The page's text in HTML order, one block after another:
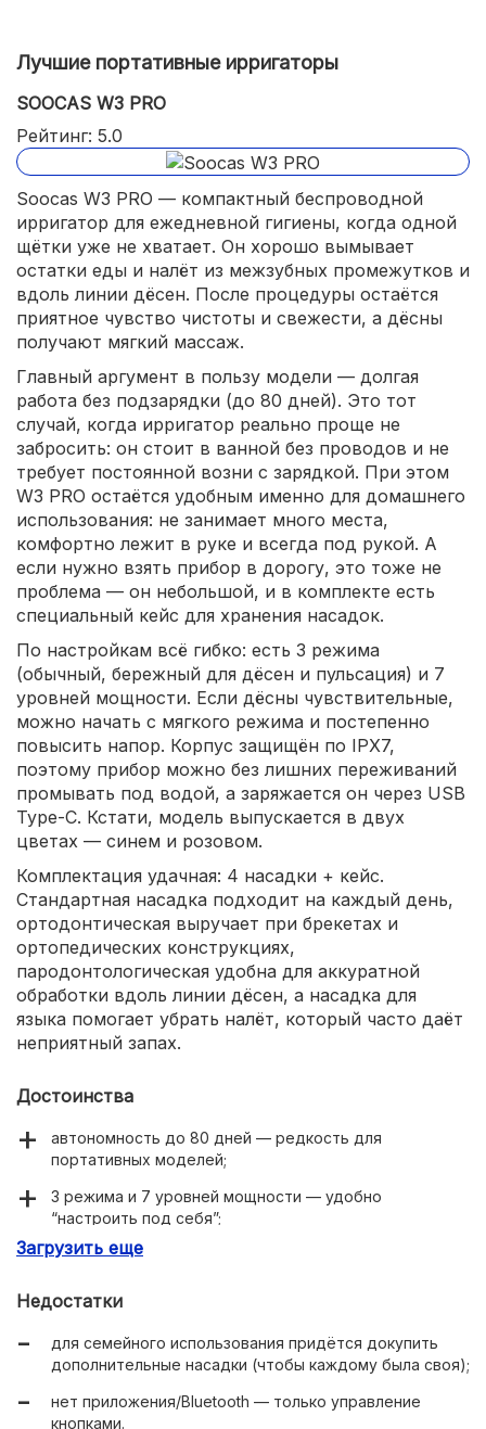
Лучшие портативные ирригаторы
SOOCAS W3 PRO
Рейтинг: 5.0
Soocas W3 PRO — компактный беспроводной
ирригатор для ежедневной гигиены, когда одной
щётки уже не хватает. Он хорошо вымывает
остатки еды и налёт из межзубных промежутков и
вдоль линии дёсен. После процедуры остаётся
приятное чувство чистоты и свежести, а дёсны
получают мягкий массаж.
Главный аргумент в пользу модели — долгая
работа без подзарядки (до 80 дней). Это тот
случай, когда ирригатор реально проще не
забросить: он стоит в ванной без проводов и не
требует постоянной возни с зарядкой. При этом
W3 PRO остаётся удобным именно для домашнего
использования: не занимает много места,
комфортно лежит в руке и всегда под рукой. А
если нужно взять прибор в дорогу, это тоже не
проблема — он небольшой, и в комплекте есть
специальный кейс для хранения насадок.
По настройкам всё гибко: есть 3 режима
(обычный, бережный для дёсен и пульсация) и 7
уровней мощности. Если дёсны чувствительные,
можно начать с мягкого режима и постепенно
повысить напор. Корпус защищён по IPX7,
поэтому прибор можно без лишних переживаний
промывать под водой, а заряжается он через USB
Type-C. Кстати, модель выпускается в двух
цветах — синем и розовом.
Комплектация удачная: 4 насадки + кейс.
Стандартная насадка подходит на каждый день,
ортодонтическая выручает при брекетах и
ортопедических конструкциях,
пародонтологическая удобна для аккуратной
обработки вдоль линии дёсен, а насадка для
языка помогает убрать налёт, который часто даёт
неприятный запах.
Достоинства
автономность до 80 дней — редкость для
портативных моделей;
3 режима и 7 уровней мощности — удобно
“настроить под себя”;
4 насадки под разные задачи + кейс для хранения;
компактный формат, тихая работа, удобный хват.
Загрузить еще
Недостатки
для семейного использования придётся докупить
дополнительные насадки (чтобы каждому была своя);
нет приложения/Bluetooth — только управление
кнопками.